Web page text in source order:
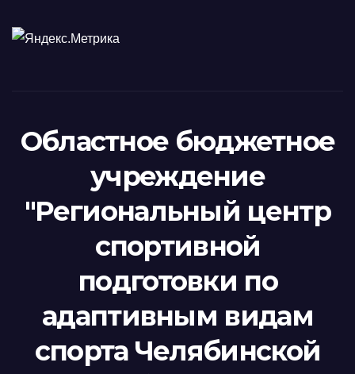
Областное бюджетное
учреждение
"Региональный центр
спортивной
подготовки по
адаптивным видам
спорта Челябинской